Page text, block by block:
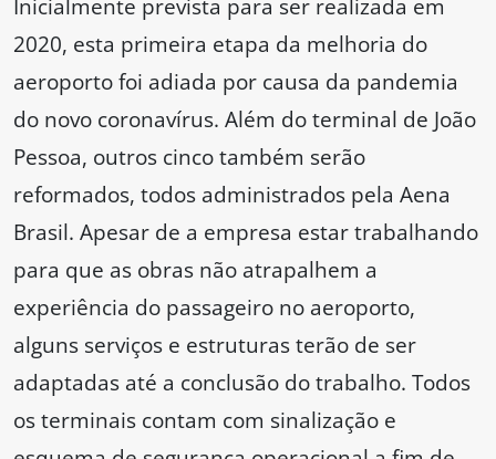
Inicialmente prevista para ser realizada em
2020, esta primeira etapa da melhoria do
aeroporto foi adiada por causa da pandemia
do novo coronavírus. Além do terminal de João
Pessoa, outros cinco também serão
reformados, todos administrados pela Aena
Brasil. Apesar de a empresa estar trabalhando
para que as obras não atrapalhem a
experiência do passageiro no aeroporto,
alguns serviços e estruturas terão de ser
adaptadas até a conclusão do trabalho. Todos
os terminais contam com sinalização e